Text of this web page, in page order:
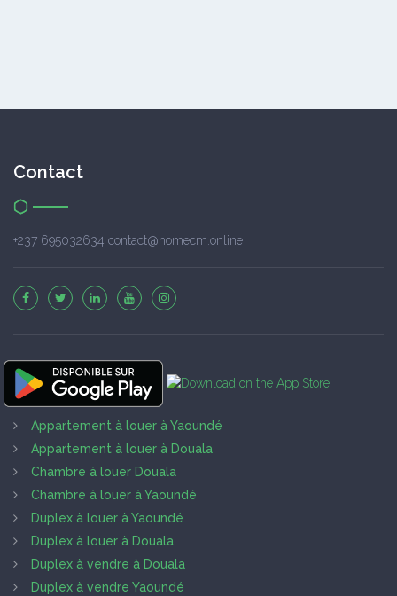
Contact
+237 695032634 contact@homecm.online
Appartement à louer à Yaoundé
Appartement à louer à Douala
Chambre à louer Douala
Chambre à louer à Yaoundé
Duplex à louer à Yaoundé
Duplex à louer à Douala
Duplex à vendre à Douala
Duplex à vendre Yaoundé